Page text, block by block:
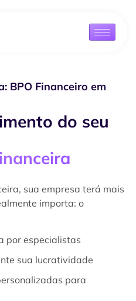
BPO Financeiro em
do seu
sua empresa terá mais
importa: o
por especialistas
sua lucratividade
para